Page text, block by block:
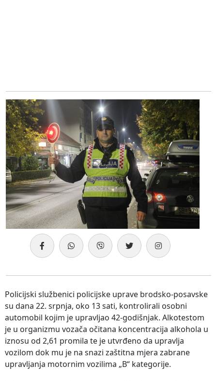
Policijski službenici policijske uprave brodsko-posavske
su dana 22. srpnja, oko 13 sati, kontrolirali osobni
automobil kojim je upravljao 42-godišnjak. Alkotestom
je u organizmu vozača očitana koncentracija alkohola u
iznosu od 2,61 promila te je utvrđeno da upravlja
vozilom dok mu je na snazi zaštitna mjera zabrane
upravljanja motornim vozilima „B“ kategorije.